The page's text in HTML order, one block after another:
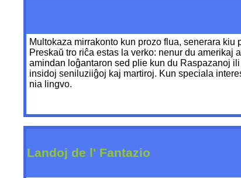
Multokaza mirrakonto kun prozo flua, senerara kiu
Preskaŭ tro riĉa estas la verko: nenur du
amindan loĝantaron sed plie kun du Raspazanoj
insidoj seniluziiĝoj kaj martiroj. Kun speciala
nia lingvo.
Landoj de l' Fantazio